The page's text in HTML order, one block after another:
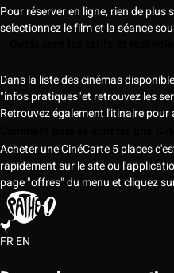
Pour réserver en ligne, rien de
selectionnez le film et la séance
Dans la liste des cinémas
"infos pratiques"et retrouvez les
Retrouvez également l'itinaire
Acheter une CinéCarte 5 places
rapidement sur le site ou
page "offres" du menu et cliquez
FREN